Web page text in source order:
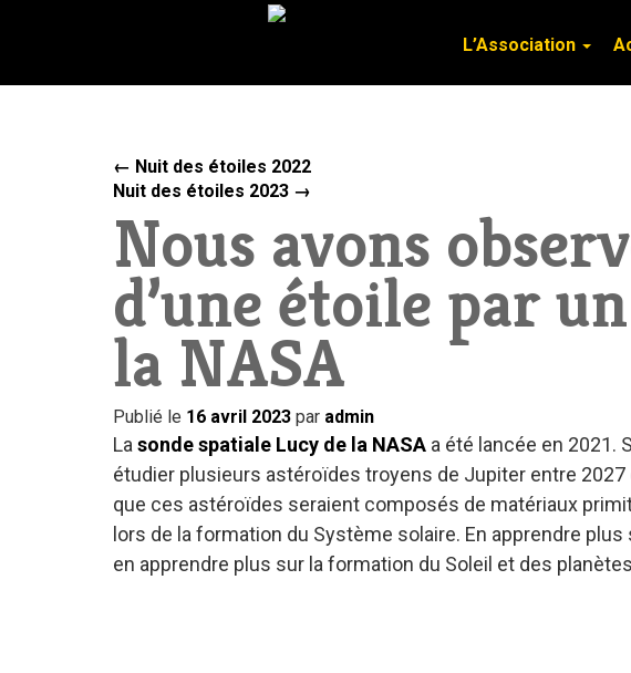
L’Association
L’Association
← Nuit des étoiles 2022
Nuit des étoiles 2023 →
Nous avons
d’une étoile par
la NASA
Publié le 16 avril 2023 par admin
La sonde spatiale Lucy de la NASA a été lancée en 2021.
étudier plusieurs astéroïdes troyens de Jupiter entre 2027
que ces astéroïdes seraient composés de matériaux
lors de la formation du Système solaire. En apprendre
en apprendre plus sur la formation du Soleil et des